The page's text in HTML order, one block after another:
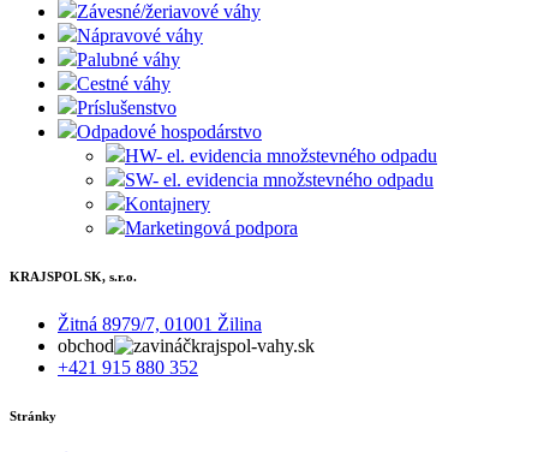
Závesné/žeriavové váhy
Nápravové váhy
Palubné váhy
Cestné váhy
Príslušenstvo
Odpadové hospodárstvo
HW- el. evidencia množstevného odpadu
SW- el. evidencia množstevného odpadu
Kontajnery
Marketingová podpora
KRAJSPOL SK, s.r.o.
Žitná 8979/7, 01001 Žilina
obchod
krajspol-vahy.sk
+421 915 880 352
Stránky